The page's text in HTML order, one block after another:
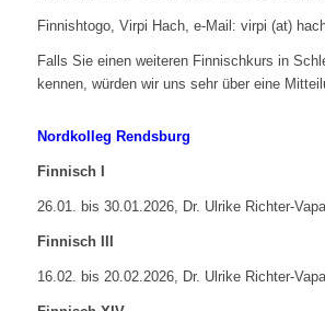
Finnishtogo, Virpi Hach, e-Mail: virpi (at)
Falls Sie einen weiteren Finnischkurs in
kennen, würden wir uns sehr über eine
Nordkolleg Rendsburg
Finnisch I
26.01. bis 30.01.2026, Dr. Ulrike Richter-
Finnisch III
16.02. bis 20.02.2026, Dr. Ulrike Richter-